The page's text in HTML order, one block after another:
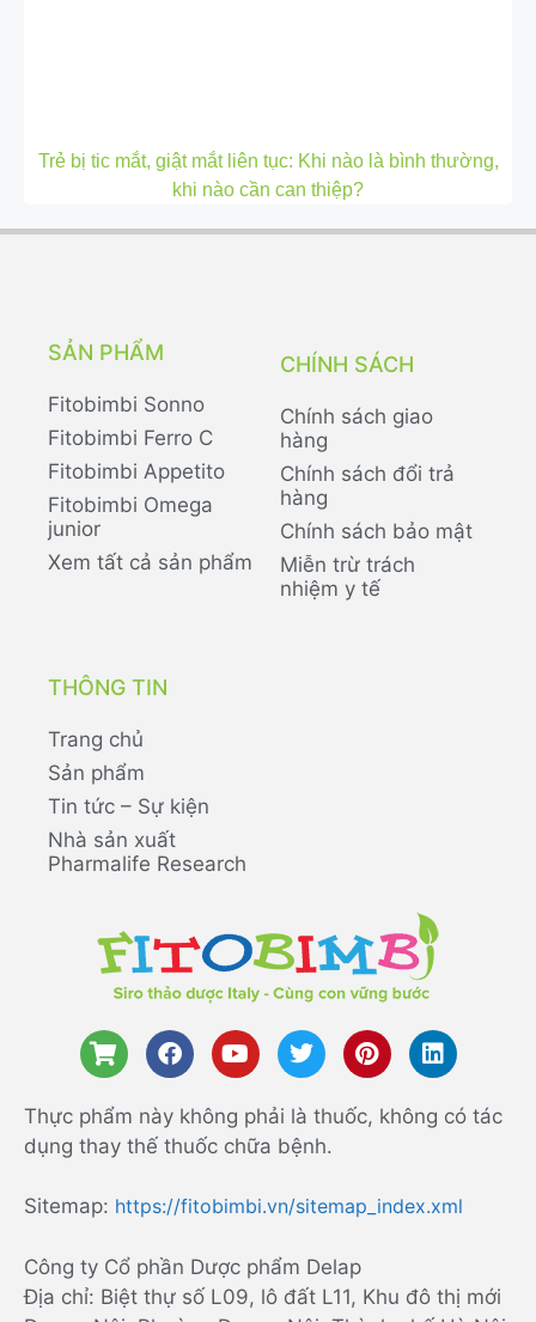
Trẻ bị tic mắt, giật mắt liên tục: Khi nào là bình thường,
khi nào cần can thiệp?
SẢN PHẨM
Fitobimbi Sonno
Fitobimbi Ferro C
Fitobimbi Appetito
Fitobimbi Omega
junior
Xem tất cả sản phẩm
CHÍNH SÁCH
Chính sách giao
hàng
Chính sách đổi trả
hàng
Chính sách bảo mật
Miễn trừ trách
nhiệm y tế
THÔNG TIN
Trang chủ
Sản phẩm
Tin tức – Sự kiện
Nhà sản xuất
Pharmalife Research
Thực phẩm này không phải là thuốc, không có tác
dụng thay thế thuốc chữa bệnh.
Sitemap: https://fitobimbi.vn/sitemap_index.xml
Công ty Cổ phần Dược phẩm Delap
Địa chỉ: Biệt thự số L09, lô đất L11, Khu đô thị mới